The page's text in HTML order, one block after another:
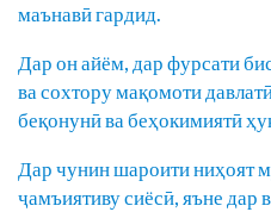
маънавӣ гардид.
Дар он айём, дар фурсати
ва сохтору мақомоти
беқонунӣ ва беҳокимиятӣ
Дар чунин шароити ниҳоят
ҷамъиятиву сиёсӣ, яъне дар